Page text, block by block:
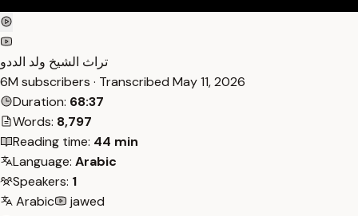
تراث الشيخ ولد الددو
6M subscribers · Transcribed May 11, 2026
Duration: 68:37
Words: 8,797
Reading time: 44 min
Language: Arabic
Speakers: 1
Arabic
jawed